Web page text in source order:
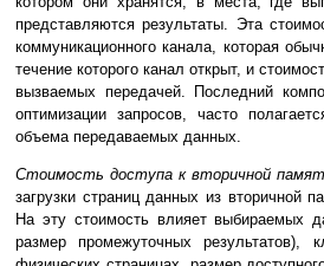
представляются результаты. Эта
коммуникационного канала, которая
течение которого канал открыт, и
вызваемых передачей. Последний
оптимизации запросов, часто
объема передаваемых данных.
Стоимость доступа к вторичной
загрузки страниц данных из вторичной
На эту стоимость влияет выбираемых
размер промежуточных результатов),